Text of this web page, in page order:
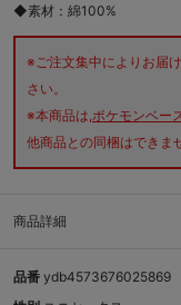
◆素材：綿100%
※ご注文集中によりお届
さい。
※本商品は, ポケモンベー
他商品との同梱はできま
商品詳細
品番 ydb4573676025869